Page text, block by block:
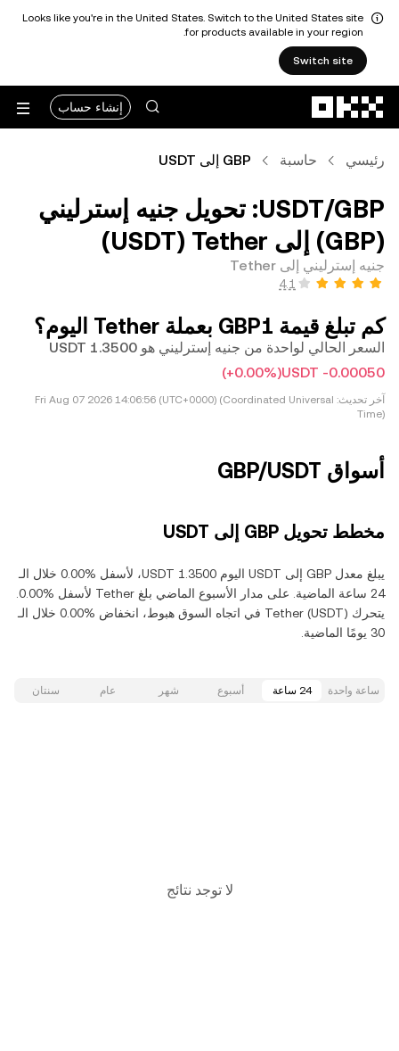
Looks like you're in the United States. Switch to the United States site
for products available in your region.
Switch site
إنشاء حساب
رئيسي حاسبة GBP إلى USDT
‏GBP/‏USDT: تحويل ‏جنيه إسترليني
(‏GBP) إلى ‏Tether (‏USDT)
جنيه إسترليني إلى Tether
كم تبلغ قيمة 1‏GBP بعملة ‏Tether اليوم؟
السعر الحالي لواحدة من ‏جنيه إسترليني هو ‏‏‎1.3500‏ ‏USDT
(‏‎+0.00‎%‎‏)
آخر تحديث: Fri Aug 07 2026 14:06:56 (UTC+0000) (Coordinated Universal
Time)
أسواق GBP/USDT
مخطط تحويل GBP إلى USDT
يبلغ معدل GBP إلى USDT اليوم ‏‎1.3500‏ USDT، لأسفل ‏‎0.00‎%‎‏ خلال الـ
يتحرك Tether (USDT) في اتجاه السوق هبوط، انخفاض ‏‎0.00‎%‎‏ خلال الـ
30 يومًا الماضية.
ساعة واحدة 24 ساعة أسبوع شهر عام سنتان
لا توجد نتائج